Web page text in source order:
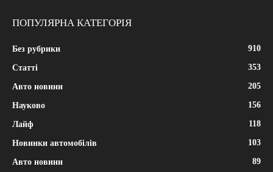
ПОПУЛЯРНА КАТЕГОРІЯ
Без рубрики 910
Статті 353
Авто новини 205
Науково 156
Лайф 118
Новинки автомобілів 103
Авто новини 89